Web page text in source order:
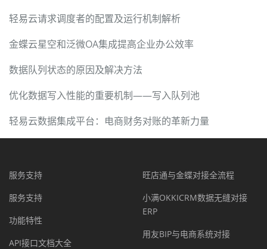
轻易云请求调度者的配置及运行机制解析
金蝶云星空和泛微OA集成提高企业办公效率
数据队列状态的原因及解决方法
优化数据写入性能的重要机制——写入队列池
轻易云数据集成平台：电商财务对账的革新力量
服务支持
服务支持
功能特性
API接口文档大全
旺店通与金蝶对接全流程
小满OKKICRM数据无缝对接
ERP
用友BIP与电商系统对接